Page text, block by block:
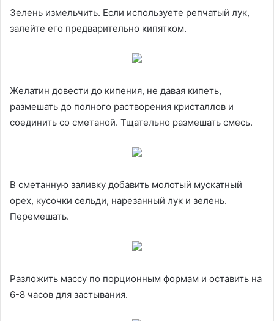
Зелень измельчить. Если используете репчатый лук,
залейте его предварительно кипятком.
Желатин довести до кипения, не давая кипеть,
размешать до полного растворения кристаллов и
соединить со сметаной. Тщательно размешать смесь.
В сметанную заливку добавить молотый мускатный
орех, кусочки сельди, нарезанный лук и зелень.
Перемешать.
Разложить массу по порционным формам и оставить на
6-8 часов для застывания.